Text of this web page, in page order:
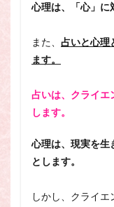
心理は、「心」に
また、 占いと心理
ます。
占いは、クライエ
します。
心理は、現実を生
とします。
しかし、クライ